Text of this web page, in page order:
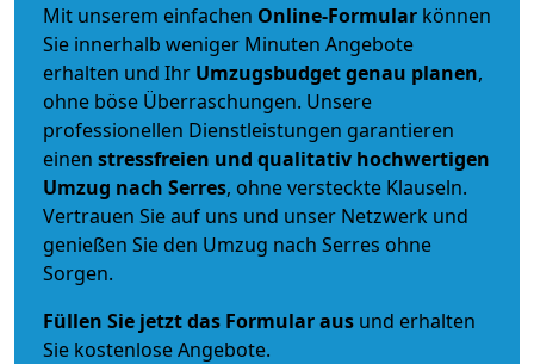
Mit unserem einfachen Online-Formular können
Sie innerhalb weniger Minuten Angebote
erhalten und Ihr Umzugsbudgetgenau planen,
ohne böse Überraschungen. Unsere
professionellen Dienstleistungen garantieren
einen stressfreien und qualitativ hochwertigen
Umzug nach Serres, ohne versteckte Klauseln.
Vertrauen Sie auf uns und unser Netzwerk und
genießen Sie den Umzug nach Serres ohne
Sorgen.
Füllen Sie jetzt das Formular aus und erhalten
Sie kostenlose Angebote.